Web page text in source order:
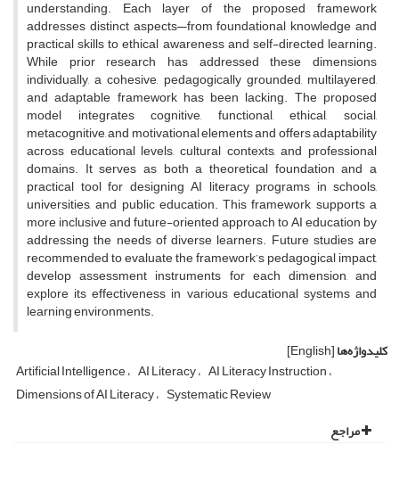
understanding. Each layer of the proposed framework
addresses distinct aspects—from foundational knowledge and
practical skills to ethical awareness and self-directed learning.
While prior research has addressed these dimensions
individually, a cohesive, pedagogically grounded, multilayered,
and adaptable framework has been lacking. The proposed
model integrates cognitive, functional, ethical, social,
metacognitive, and motivational elements and offers adaptability
across educational levels, cultural contexts, and professional
domains. It serves as both a theoretical foundation and a
practical tool for designing AI literacy programs in schools,
universities, and public education. This framework supports a
more inclusive and future-oriented approach to AI education by
addressing the needs of diverse learners. Future studies are
recommended to evaluate the framework’s pedagogical impact,
develop assessment instruments for each dimension, and
explore its effectiveness in various educational systems and
learning environments.
کلیدواژه‌ها[English]
Artificial Intelligence AI Literacy AI Literacy Instruction
Dimensions of AI Literacy Systematic Review
مراجع